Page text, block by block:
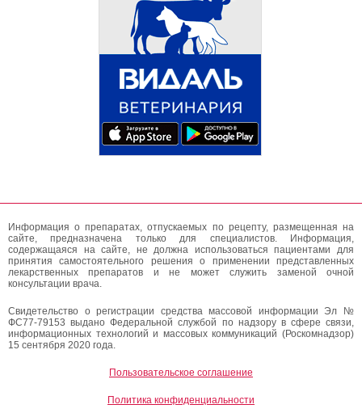
Информация о препаратах, отпускаемых по рецепту, размещенная на
сайте, предназначена только для специалистов. Информация,
содержащаяся на сайте, не должна использоваться пациентами для
принятия самостоятельного решения о применении представленных
лекарственных препаратов и не может служить заменой очной
консультации врача.
Свидетельство о регистрации средства массовой информации Эл №
ФС77-79153 выдано Федеральной службой по надзору в сфере связи,
информационных технологий и массовых коммуникаций (Роскомнадзор)
15 сентября 2020 года.
Пользовательское соглашение
Политика конфиденциальности